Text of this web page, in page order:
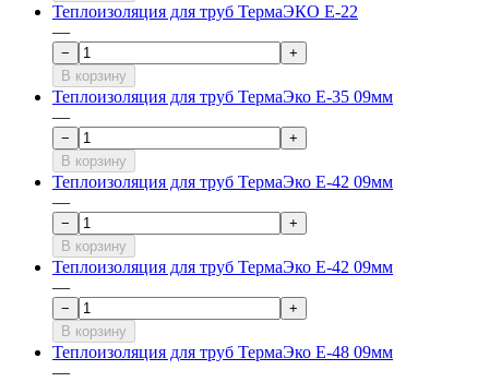
Теплоизоляция для труб ТермаЭКО E-22
—
−
+
В корзину
Теплоизоляция для труб ТермаЭко Е-35 09мм
—
−
+
В корзину
Теплоизоляция для труб ТермаЭко Е-42 09мм
—
−
+
В корзину
Теплоизоляция для труб ТермаЭко Е-42 09мм
—
−
+
В корзину
Теплоизоляция для труб ТермаЭко Е-48 09мм
—